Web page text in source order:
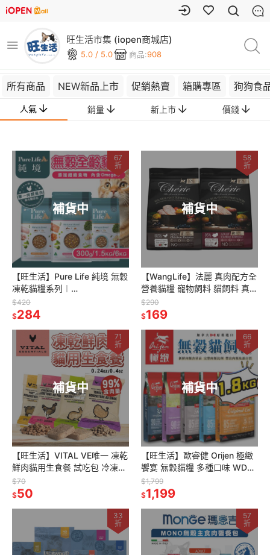
旺生活市集 (iopen商城店)
5.0 / 5.0 商品:908
所有商品 NEW新品上市 促銷熱賣 箱購專區 狗狗食
人氣 銷量 新上市 價錢
補貨中
67
折
【旺生活】Pure Life 純境 無穀
凍乾貓糧系列︱
300g/1.5KG/6KG︱貓飼料 寵
物飼料
$420
$284
補貨中
58
折
【WangLife】法麗 真肉配方全
營養貓糧 寵物飼料 貓飼料 真肉
配方 全營養貓糧
$290
$169
補貨中
71
折
【旺生活】VITAL VE唯一 凍乾
鮮肉貓用生食餐 試吃包 冷凍乾
燥主食 顆粒/方塊肉餅 貓飼料
凍乾
$70
$50
補貨中
66
折
【旺生活】歐睿健 Orijen 極緻
饗宴 無穀貓糧 多種口味 WDJ
推薦 1.8KG 貓飼料 貓糧
$1,799
$1,199
33
折
57
折